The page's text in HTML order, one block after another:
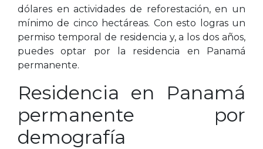
dólares en actividades de reforestación, en un
mínimo de cinco hectáreas. Con esto logras un
permiso temporal de residencia y, a los dos años,
puedes optar por la residencia en Panamá
permanente.
Residencia en Panamá
permanente por
demografía